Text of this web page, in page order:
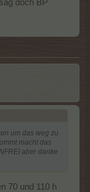
von
kannst du
Upgrades
nun ein
aufstellen
sowohl
nur in der
nur von Hand
gegeben.
doch BP
um das weg zu
macht das
aber danke
70 und 110 h